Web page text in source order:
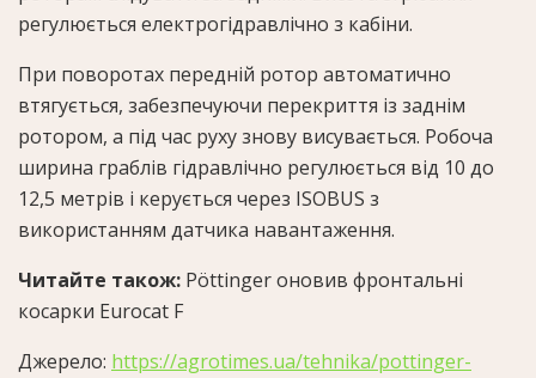
регулюється електрогідравлічно з кабіни.
При поворотах передній ротор автоматично
втягується, забезпечуючи перекриття із заднім
ротором, а під час руху знову висувається. Робоча
ширина граблів гідравлічно регулюється від 10 до
12,5 метрів і керується через ISOBUS з
використанням датчика навантаження.
Читайте також: Pöttinger оновив фронтальні
косарки Eurocat F
Джерело: https://agrotimes.ua/tehnika/pottinger-